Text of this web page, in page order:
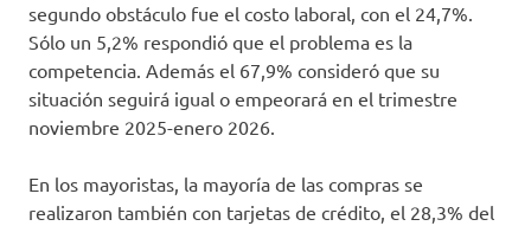
segundo obstáculo fue el costo laboral, con el 24,7%.
Sólo un 5,2% respondió que el problema es la
competencia. Además el 67,9% consideró que su
situación seguirá igual o empeorará en el trimestre
noviembre 2025-enero 2026.
En los mayoristas, la mayoría de las compras se
realizaron también con tarjetas de crédito, el 28,3% del